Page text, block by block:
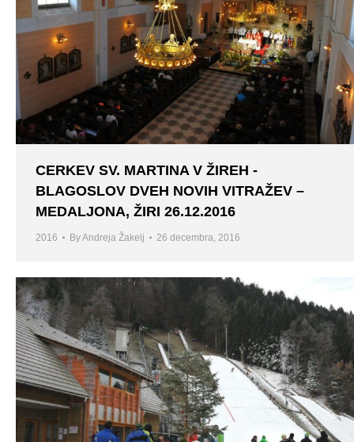
CERKEV SV. MARTINA V ŽIREH -
BLAGOSLOV DVEH NOVIH VITRAŽEV –
MEDALJONA, ŽIRI 26.12.2016
2016 ByAndreja Žakelj 26 decembra, 2016